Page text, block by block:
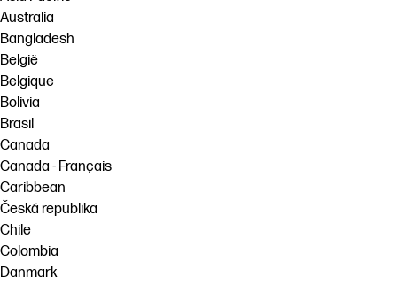
Australia
Bangladesh
België
Belgique
Bolivia
Brasil
Canada
Canada - Français
Caribbean
Česká republika
Chile
Colombia
Danmark